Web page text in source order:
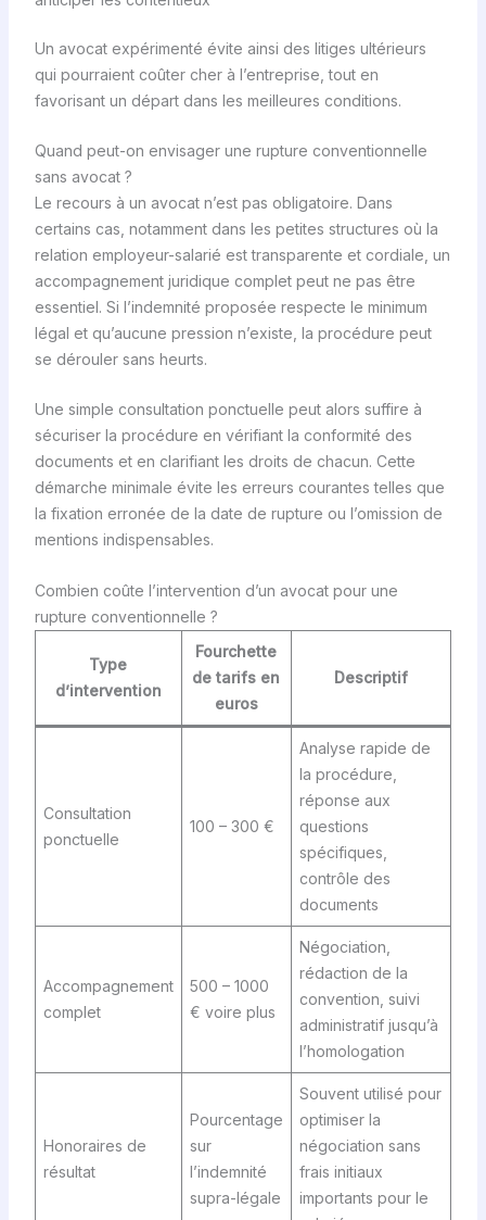
Un avocat expérimenté évite ainsi des litiges ultérieurs
qui pourraient coûter cher à l’entreprise, tout en
favorisant un départ dans les meilleures conditions.
Quand peut-on envisager une rupture conventionnelle
sans avocat ?
Le recours à un avocat n’est pas obligatoire. Dans
certains cas, notamment dans les petites structures où la
relation employeur-salarié est transparente et cordiale, un
accompagnement juridique complet peut ne pas être
essentiel. Si l’indemnité proposée respecte le minimum
légal et qu’aucune pression n’existe, la procédure peut
se dérouler sans heurts.
Une simple consultation ponctuelle peut alors suffire à
sécuriser la procédure en vérifiant la conformité des
documents et en clarifiant les droits de chacun. Cette
démarche minimale évite les erreurs courantes telles que
la fixation erronée de la date de rupture ou l’omission de
mentions indispensables.
Combien coûte l’intervention d’un avocat pour une
rupture conventionnelle ?
Type
d’intervention
Fourchette
de tarifs en
euros
Descriptif
Consultation
ponctuelle
100 – 300 €
Analyse rapide de
la procédure,
réponse aux
questions
spécifiques,
contrôle des
documents
Accompagnement
complet
500 – 1000
€ voire plus
Négociation,
rédaction de la
convention, suivi
administratif jusqu’à
l’homologation
Honoraires de
résultat
Pourcentage
sur
l’indemnité
supra-légale
Souvent utilisé pour
optimiser la
négociation sans
frais initiaux
importants pour le